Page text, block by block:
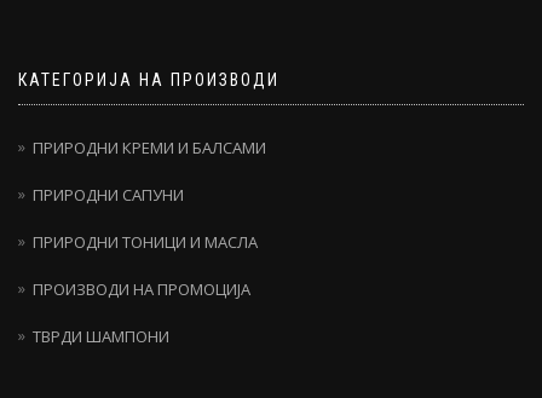
КАТЕГОРИЈА НА ПРОИЗВОДИ
ПРИРОДНИ КРЕМИ И БАЛСАМИ
ПРИРОДНИ САПУНИ
ПРИРОДНИ ТОНИЦИ И МАСЛА
ПРОИЗВОДИ НА ПРОМОЦИЈА
ТВРДИ ШАМПОНИ